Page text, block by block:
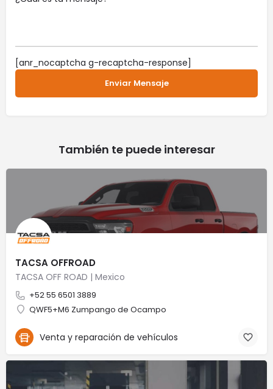
[anr_nocaptcha g-recaptcha-response]
También te puede interesar
TACSA OFFROAD
TACSA OFF ROAD | Mexico
+52 55 6501 3889
QWF5+M6 Zumpango de Ocampo
Venta y reparación de vehículos